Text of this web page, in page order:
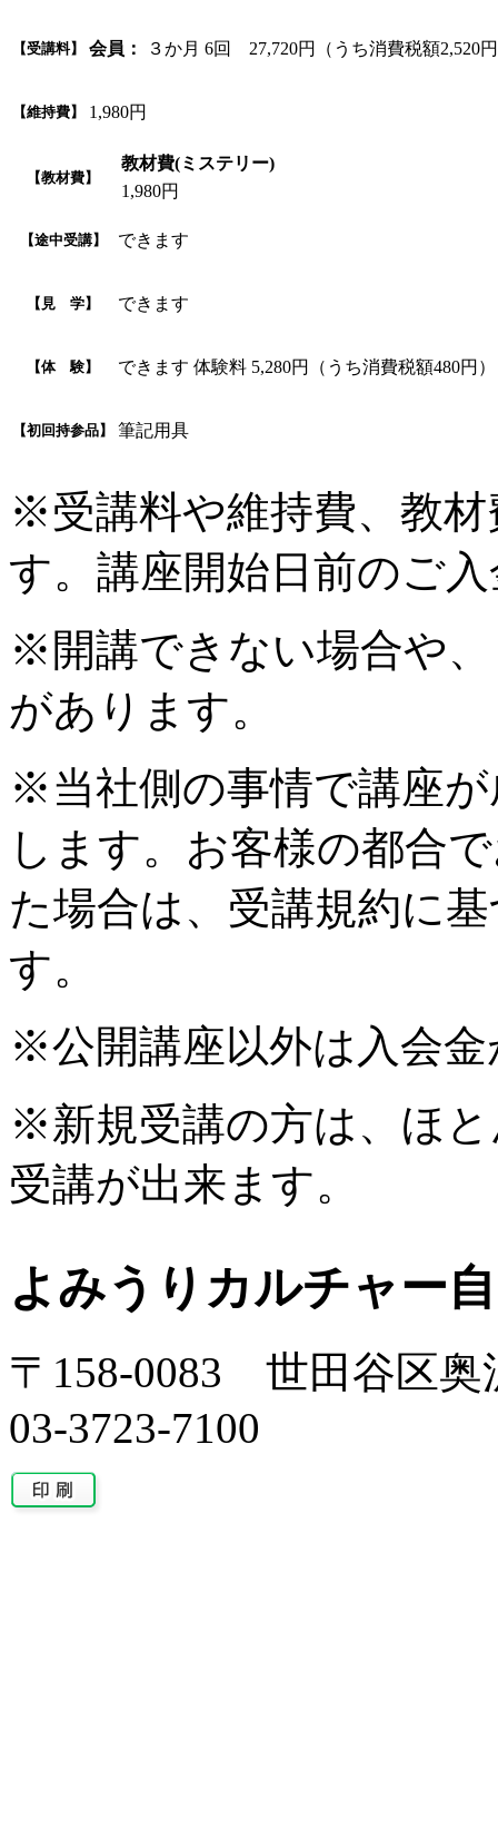
【受講料】 会員： ３か月 6回 27,720円（うち消費税額2,520
【維持費】 1,980円
【教材費】
教材費(ミステリー)
1,980円
【途中受講】 できます
【見 学】 できます
【体 験】 できます 体験料 5,280円（うち消費税額480円）
【初回持参品】 筆記用具
※受講料や維持費、教
す。講座開始日前のご
※開講できない場合や
があります。
※当社側の事情で講座
します。お客様の都合
た場合は、受講規約に
す。
※公開講座以外は入会
※新規受講の方は、ほ
受講が出来ます。
よみうりカルチャー
〒158-0083 世田谷区奥
03-3723-7100